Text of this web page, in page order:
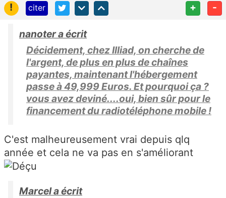
!
citer + -
nanoter a écrit
Décidement, chez Illiad, on cherche de
l'argent, de plus en plus de chaînes
payantes, maintenant l'hébergement
passe à 49,999 Euros. Et pourquoi ça ?
vous avez deviné....oui, bien sûr pour le
financement du radiotéléphone mobile !
C'est malheureusement vrai depuis qlq
année et cela ne va pas en s'améliorant
Marcel a écrit